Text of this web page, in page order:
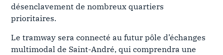
désenclavement de nombreux quartiers
prioritaires.
Le tramway sera connecté au futur pôle d’échanges
multimodal de Saint-André, qui comprendra une